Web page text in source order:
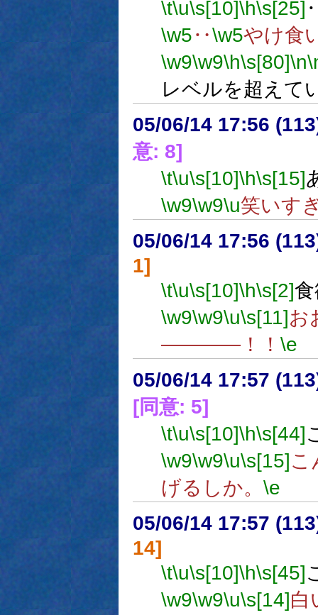
\t\u\s[10]\h\s[25]
\w5‥\w5やけ食
\w9\w9\h\s[80]\n
レベルを超えて
05/06/14 17:56
意: 8]
\t\u\s[10]\h\s[15]
\w9\w9\u笑いす
05/06/14 17:56
1]
\t\u\s[10]\h\s[2]
\w9\w9\u\s[11]お
――――！！ \e
05/06/14 17:57
[同意: 5]
\t\u\s[10]\h\s[44]
\w9\w9\u\s[15]こ
げるしか。 \e
05/06/14 17:57
14]
\t\u\s[10]\h\s[45]
\w9\w9\u\s[14]白